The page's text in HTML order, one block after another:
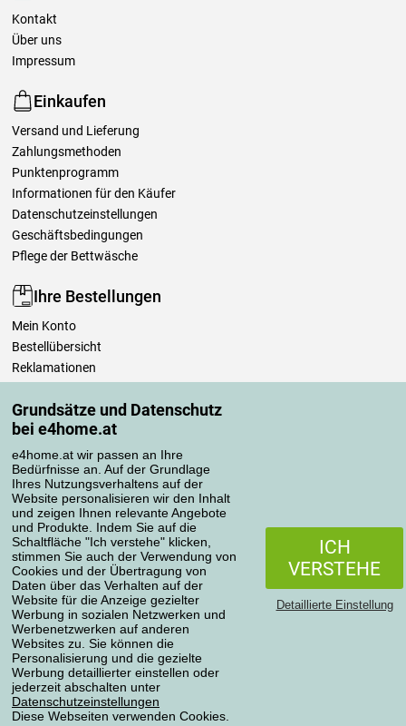
Grundsätze und Datenschutz
bei e4home.at
e4home.at wir passen an Ihre
Bedürfnisse an. Auf der Grundlage
Ihres Nutzungsverhaltens auf der
Website personalisieren wir den Inhalt
und zeigen Ihnen relevante Angebote
und Produkte. Indem Sie auf die
Schaltfläche "Ich verstehe" klicken,
stimmen Sie auch der Verwendung von
Cookies und der Übertragung von
Daten über das Verhalten auf der
Website für die Anzeige gezielter
Werbung in sozialen Netzwerken und
Werbenetzwerken auf anderen
Websites zu. Sie können die
Personalisierung und die gezielte
Werbung detaillierter einstellen oder
jederzeit abschalten unter
Datenschutzeinstellungen
Diese Webseiten verwenden Cookies.
ICH
VERSTEHE
Detaillierte Einstellung
Kontakt
Über uns
Impressum
Einkaufen
Versand und Lieferung
Zahlungsmethoden
Punktenprogramm
Informationen für den Käufer
Datenschutzeinstellungen
Geschäftsbedingungen
Pflege der Bettwäsche
Ihre Bestellungen
Mein Konto
Bestellübersicht
Reklamationen
Einfach mehr wissen
Richtlinien zur Verarbeitung von Bewertungen
Transportarten
Zahlungsmethoden
Datenschutzerklärung